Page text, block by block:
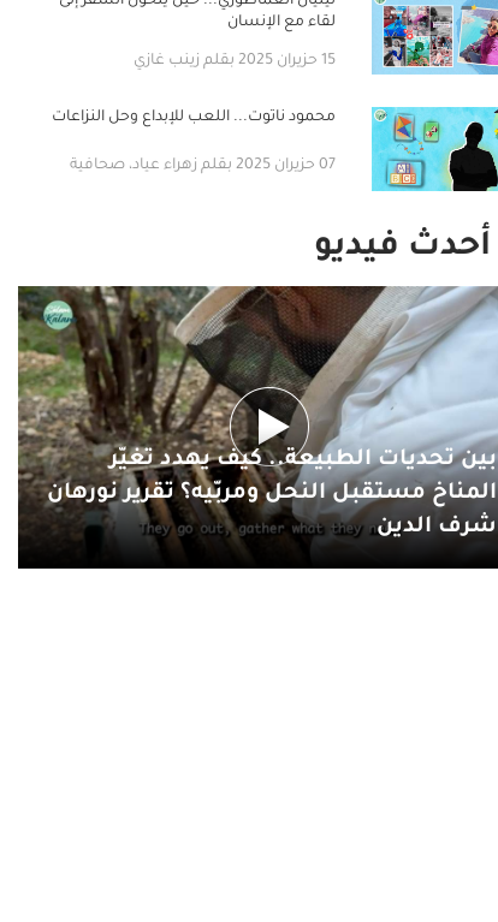
لقاء مع الإنسان
15 حزيران 2025 بقلم زينب غازي
محمود ناتوت... اللعب للإبداع وحل النزاعات
07 حزيران 2025 بقلم زهراء عياد، صحافية
أحدث فيديو
بين تحديات الطبيعة.. كيف يهدد تغيّر
المناخ مستقبل النحل ومربّيه؟ تقرير نورهان
شرف الدين